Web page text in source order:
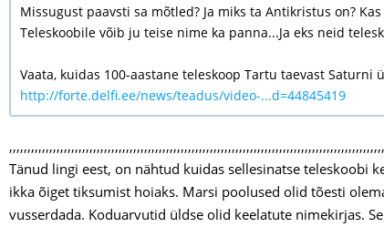
Missugust paavsti sa mõtled? Ja miks ta Antikristus on?
Teleskoobile võib ju teise nime ka panna...Ja eks neid
Vaata, kuidas 100-aastane teleskoop Tartu taevast Saturni
http://forte.delfi.ee/news/teadus/video-...d=44845419
Tänud lingi eest, on nähtud kuidas sellesinatse teleskoobi
ikka õiget tiksumist hoiaks. Marsi poolused olid tõesti
vusserdada. Koduarvutid üldse olid keelatute nimekirjas.